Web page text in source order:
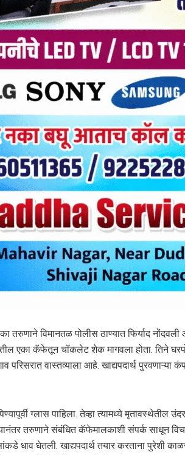
तरुणाने विमानतळ पोलीस ठाण्यात फिर्याद
एका कॅफेतून चॉकलेट शेक मागवला होता. तिने
परिसरात वास्तव्याला आहे. खाद्यपदार्थ
ग्लास पाहिला. तेव्हा त्यामध्ये मृतावस्थेतील
त्यानंतर तरुणाने संबंधित कॅफेमालकाशी संपर्क साधून
धाव घेतली. खाद्यपदार्थ तयार करताना पुरेशी